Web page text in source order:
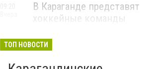
В Караганде представят
хоккейные команды
новым сезоном
ТОП НОВОСТИ